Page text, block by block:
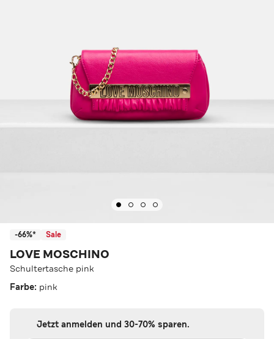
-66%* Sale
LOVE MOSCHINO
Schultertasche pink
Farbe: pink
Jetzt anmelden und 30-70% sparen.